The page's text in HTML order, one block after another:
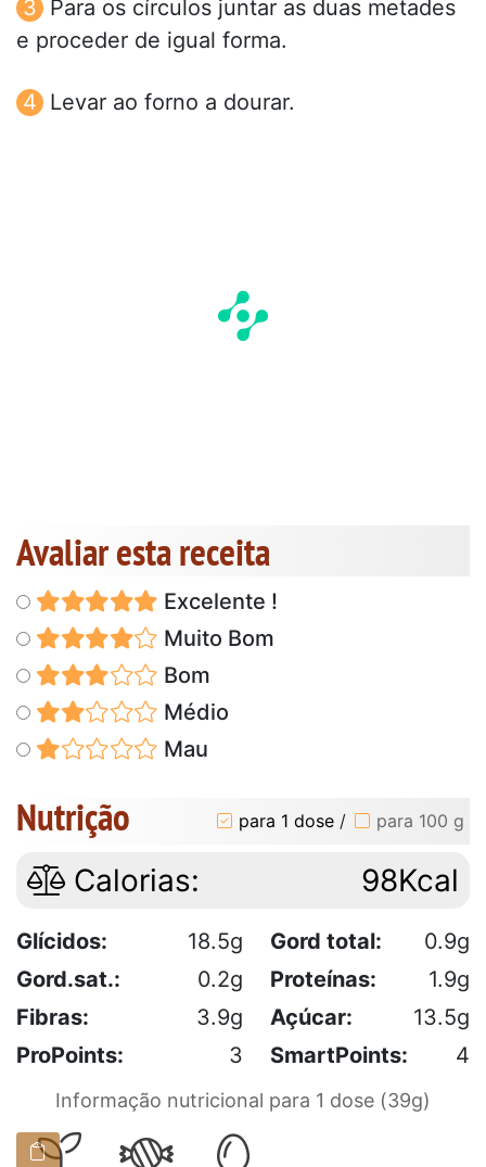
Para os círculos juntar as duas metades
e proceder de igual forma.
Levar ao forno a dourar.
Avaliar esta receita
Excelente !
Muito Bom
Bom
Médio
Mau
Nutrição para 1 dose / para 100 g
Calorias: 98Kcal
Glícidos: 18.5g Gord total:
0.9g
Gord.sat.:
0.2g Proteínas:
1.9g
Fibras:
3.9g Açúcar:
13.5g
ProPoints:
3 SmartPoints: 4
Informação nutricional para 1 dose (39g)